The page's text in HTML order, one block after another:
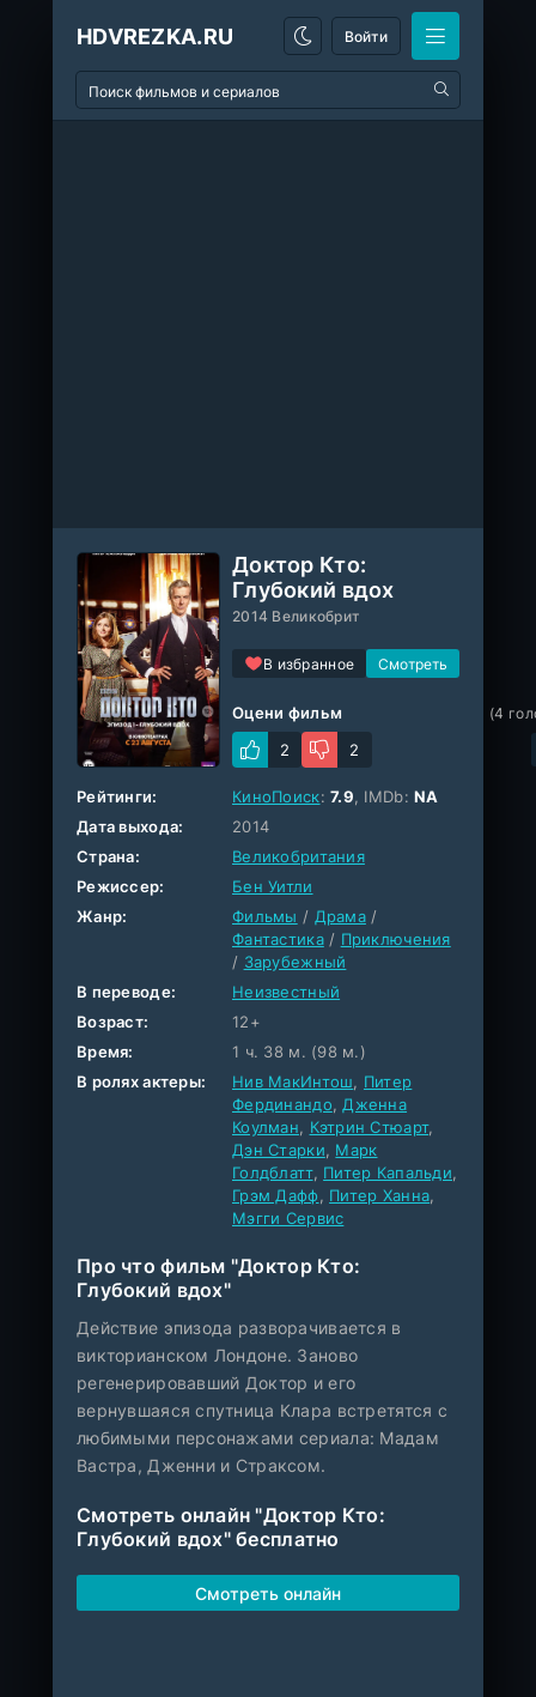
HDVREZKA.RU Войти
Доктор Кто:
Глубокий вдох
2014 Великобрит
В избранное
Оцени фильм
2
2
(4
Рейтинги: КиноПоиск:7.9, IMDb:NA
Дата выхода:
2014
Страна:
Великобритания
Режиссер:
Бен Уитли
Жанр:
Фильмы / Драма/
Фантастика/ Приключения
/ Зарубежный
В переводе:
Неизвестный
Возраст:
12+
Время:
1 ч. 38 м. (98 м.)
В ролях актеры:
Нив МакИнтош, Питер
Фердинандо, Дженна
Коулман, Кэтрин Стюарт,
Дэн Старки, Марк
Голдблатт, Питер Капальди,
Грэм Дафф , Питер Ханна,
Мэгги Сервис
Про что фильм "Доктор Кто:
Глубокий вдох"
Действие эпизода разворачивается в
викторианском Лондоне. Заново
регенерировавший Доктор и его
вернувшаяся спутница Клара встретятся с
любимыми персонажами сериала: Мадам
Вастра, Дженни и Страксом.
Смотреть онлайн "Доктор Кто:
Глубокий вдох" бесплатно
Смотреть онлайн